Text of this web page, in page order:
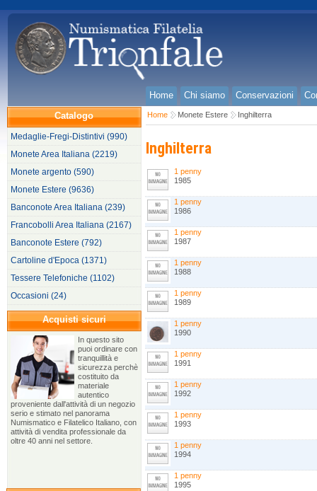
Home Chi siamo Conservazioni
Catalogo
Medaglie-Fregi-Distintivi (990)
Monete Area Italiana (2219)
Monete argento (590)
Monete Estere (9636)
Banconote Area Italiana (239)
Francobolli Area Italiana (2167)
Banconote Estere (792)
Cartoline d'Epoca (1371)
Tessere Telefoniche (1102)
Occasioni (24)
Acquisti sicuri
In questo sito
puoi ordinare con
tranquillità e
sicurezza perchè
costituito da
materiale
autentico
proveniente dall'attività di un negozio
serio e stimato nel panorama
Numismatico e Filatelico Italiano, con
attività di vendita professionale da
oltre 40 anni nel settore.
Home Monete Estere Inghilterra
Inghilterra
1 penny
1985
1 penny
1986
1 penny
1987
1 penny
1988
1 penny
1989
1 penny
1990
1 penny
1991
1 penny
1992
1 penny
1993
1 penny
1994
1 penny
1995